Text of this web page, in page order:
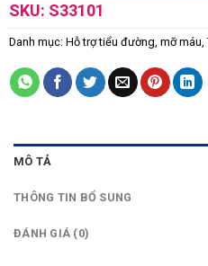
SKU: S33101
Danh mục: Hỗ trợ tiểu đường, mỡ máu,
MÔ TẢ
THÔNG TIN BỔ SUNG
ĐÁNH GIÁ (0)